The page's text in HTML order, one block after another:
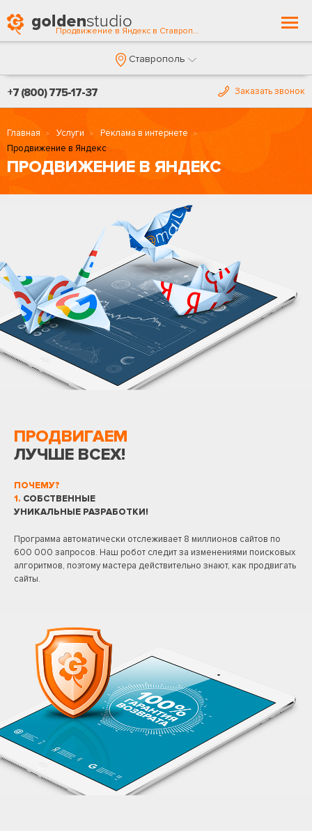
Продвижение в Яндекс в Ставрополе
Ставрополь
+7 (800) 775-17-37 Заказать звонок
Главная Услуги
Реклама в интернете
Продвижение в Яндекс
ПРОДВИЖЕНИЕ В ЯНДЕКС
ПРОДВИГАЕМ
ЛУЧШЕ ВСЕХ!
ПОЧЕМУ?
1. СОБСТВЕННЫЕ
УНИКАЛЬНЫЕ РАЗРАБОТКИ!
Программа автоматически отслеживает 8 миллионов сайтов по
600 000 запросов. Наш робот следит за изменениями поисковых
алгоритмов, поэтому мастера действительно знают, как продвигать
сайты.